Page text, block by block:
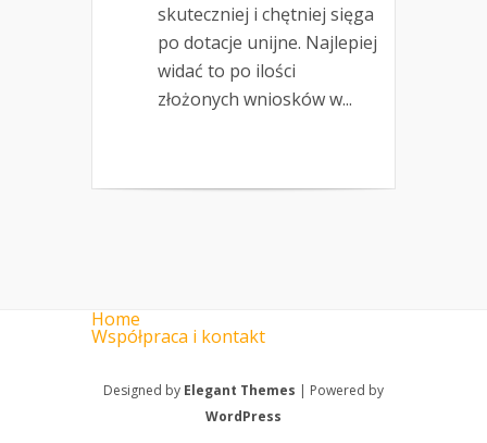
skuteczniej i chętniej sięga
po dotacje unijne. Najlepiej
widać to po ilości
złożonych wniosków w...
Home
Współpraca i kontakt
Designed by Elegant Themes | Powered by
WordPress